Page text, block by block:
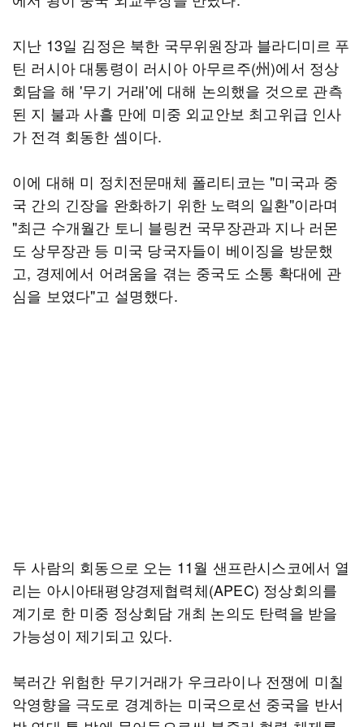
지난 13일 김정은 북한 국무위원장과 블라디미르 푸
틴 러시아 대통령이 러시아 아무르주(州)에서 정상
회담을 해 '무기 거래'에 대해 논의했을 것으로 관측
된 지 불과 사흘 만에 미중 외교안보 최고위급 인사
가 전격 회동한 셈이다.
이에 대해 미 정치전문매체 폴리티코는 "미국과 중
국 간의 긴장을 완화하기 위한 노력의 일환"이라며
"최근 수개월간 토니 블링컨 국무장관과 지나 러몬
도 상무장관 등 미국 당국자들이 베이징을 방문했
고, 경제에서 어려움을 겪는 중국도 소통 확대에 관
심을 보였다"고 설명했다.
두 사람의 회동으로 오는 11월 샌프란시스코에서 열
리는 아시아태평양경제협력체(APEC) 정상회의를
계기로 한 미중 정상회담 개최 논의도 탄력을 받을
가능성이 제기되고 있다.
북러간 위험한 무기거래가 우크라이나 전쟁에 미칠
악영향을 극도로 경계하는 미국으로선 중국을 반서